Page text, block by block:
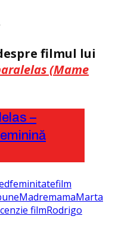
filmul lui
(Mame
–
feminitatefilm
MadremamaMarta
filmRodrigo